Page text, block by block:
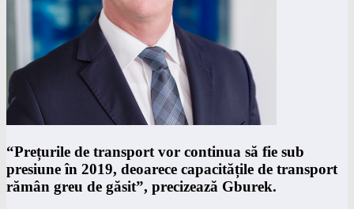
“Prețurile de transport vor continua să fie sub
presiune în 2019, deoarece capacitățile de transport
rămân greu de găsit”, precizează Gburek.